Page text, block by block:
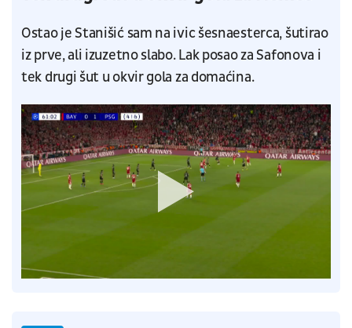
Ostao je Stanišić sam na ivic šesnaesterca, šutirao
iz prve, ali izuzetno slabo. Lak posao za Safonova i
tek drugi šut u okvir gola za domaćina.